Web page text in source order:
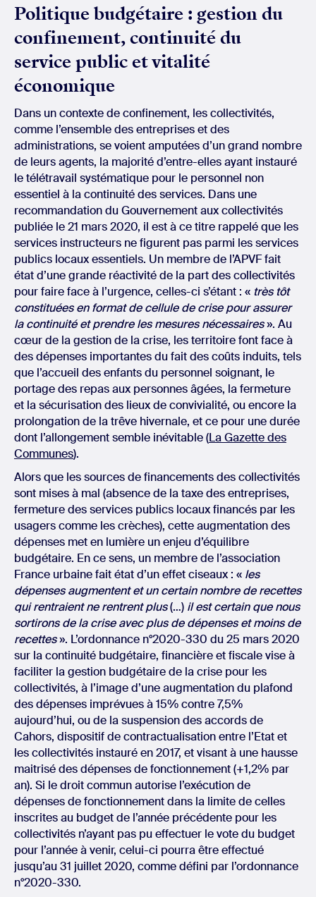
Politique budgétaire : gestion du
confinement, continuité du
service public et vitalité
économique
Dans un contexte de confinement, les collectivités,
comme l’ensemble des entreprises et des
administrations, se voient amputées d’un grand nombre
de leurs agents, la majorité d’entre-elles ayant instauré
le télétravail systématique pour le personnel non
essentiel à la continuité des services. Dans une
recommandation du Gouvernement aux collectivités
publiée le 21 mars 2020, il est à ce titre rappelé que les
services instructeurs ne figurent pas parmi les services
publics locaux essentiels. Un membre de l’APVF fait
état d’une grande réactivité de la part des collectivités
pour faire face à l’urgence, celles-ci s’étant : « très tôt
constituées en format de cellule de crise pour assurer
la continuité et prendre les mesures nécessaires». Au
cœur de la gestion de la crise, les territoire font face à
des dépenses importantes du fait des coûts induits, tels
que l’accueil des enfants du personnel soignant, le
portage des repas aux personnes âgées, la fermeture
et la sécurisation des lieux de convivialité, ou encore la
prolongation de la trêve hivernale, et ce pour une durée
dont l’allongement semble inévitable (La Gazette des
Communes).
Alors que les sources de financements des collectivités
sont mises à mal (absence de la taxe des entreprises,
fermeture des services publics locaux financés par les
usagers comme les crèches), cette augmentation des
dépenses met en lumière un enjeu d’équilibre
budgétaire. En ce sens, un membre de l’association
France urbaine fait état d’un effet ciseaux : « les
dépenses augmentent et un certain nombre de recettes
qui rentraient ne rentrent plus(…) il est certain que nous
sortirons de la crise avec plus de dépenses et moins de
recettes». L’ordonnance n°2020-330 du 25 mars 2020
sur la continuité budgétaire, financière et fiscale vise à
faciliter la gestion budgétaire de la crise pour les
collectivités, à l’image d’une augmentation du plafond
des dépenses imprévues à 15% contre 7,5%
aujourd’hui, ou de la suspension des accords de
Cahors, dispositif de contractualisation entre l’Etat et
les collectivités instauré en 2017, et visant à une hausse
maitrisé des dépenses de fonctionnement (+1,2% par
an). Si le droit commun autorise l’exécution de
dépenses de fonctionnement dans la limite de celles
inscrites au budget de l’année précédente pour les
collectivités n’ayant pas pu effectuer le vote du budget
pour l’année à venir, celui-ci pourra être effectué
jusqu’au 31 juillet 2020, comme défini par l’ordonnance
n°2020-330.